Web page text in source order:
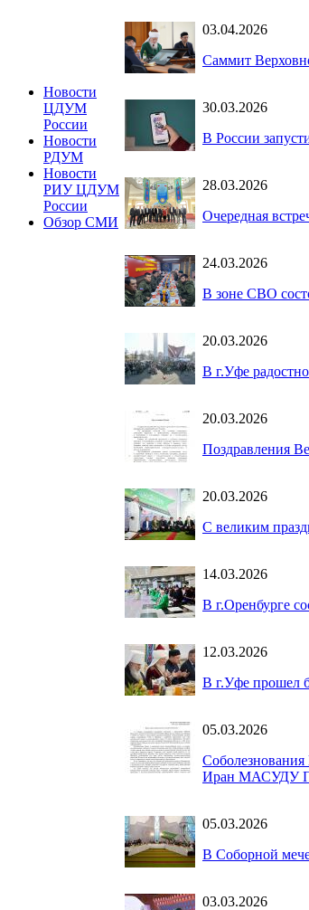
Новости
ЦДУМ
России
Новости
РДУМ
Новости
РИУ ЦДУМ
России
Обзор СМИ
03.04.2026
Саммит
30.03.2026
В России
28.03.2026
Очередная
24.03.2026
В зоне СВО
20.03.2026
В г.Уфе
20.03.2026
Поздравления
20.03.2026
С великим
14.03.2026
В г.Оренбурге
12.03.2026
В г.Уфе прошел
05.03.2026
Иран МАСУДУ
05.03.2026
В Соборной
03.03.2026